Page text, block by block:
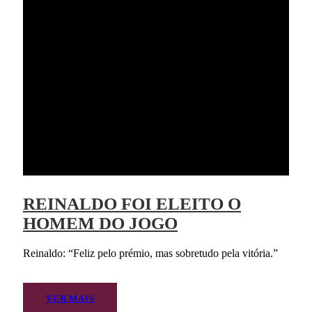
REINALDO FOI ELEITO O
HOMEM DO JOGO
Reinaldo: “Feliz pelo prémio, mas sobretudo pela vitória.”
VER MAIS